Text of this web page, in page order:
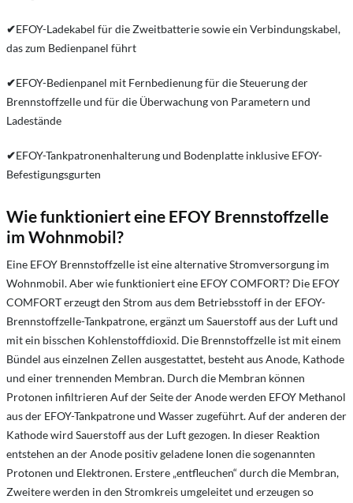
✔EFOY-Ladekabel für die Zweitbatterie sowie ein Verbindungskabel,
das zum Bedienpanel führt
✔EFOY-Bedienpanel mit Fernbedienung für die Steuerung der
Brennstoffzelle und für die Überwachung von Parametern und
Ladestände
✔EFOY-Tankpatronenhalterung und Bodenplatte inklusive EFOY-
Befestigungsgurten
Wie funktioniert eine EFOY Brennstoffzelle
im Wohnmobil?
Eine EFOY Brennstoffzelle ist eine alternative Stromversorgung im
Wohnmobil. Aber wie funktioniert eine EFOY COMFORT? Die EFOY
COMFORT erzeugt den Strom aus dem Betriebsstoff in der EFOY-
Brennstoffzelle-Tankpatrone, ergänzt um Sauerstoff aus der Luft und
mit ein bisschen Kohlenstoffdioxid. Die Brennstoffzelle ist mit einem
Bündel aus einzelnen Zellen ausgestattet, besteht aus Anode, Kathode
und einer trennenden Membran. Durch die Membran können
Protonen infiltrieren Auf der Seite der Anode werden EFOY Methanol
aus der EFOY-Tankpatrone und Wasser zugeführt. Auf der anderen der
Kathode wird Sauerstoff aus der Luft gezogen. In dieser Reaktion
entstehen an der Anode positiv geladene Ionen die sogenannten
Protonen und Elektronen. Erstere „entfleuchen“ durch die Membran,
Zweitere werden in den Stromkreis umgeleitet und erzeugen so